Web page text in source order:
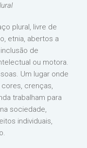
plural, livre de
etnia, abertos a
de
ou motora.
Um lugar onde
crenças,
trabalham para
sociedade,
individuais,